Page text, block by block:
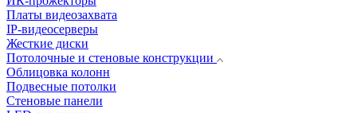
Платы видеозахвата
IP-видеосерверы
Жесткие диски
Потолочные и стеновые конструкции
Облицовка колонн
Подвесные потолки
Стеновые панели